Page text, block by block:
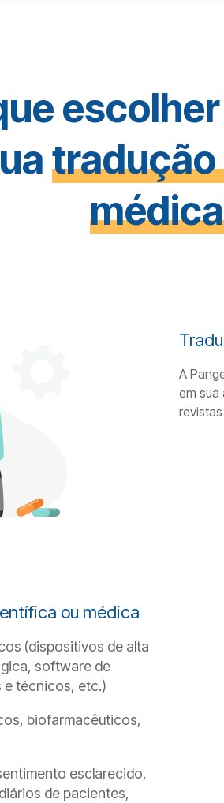
A
em sua
ou médica
(dispositivos de alta
software de
e técnicos, etc.)
biofarmacêuticos,
esclarecido,
de pacientes,